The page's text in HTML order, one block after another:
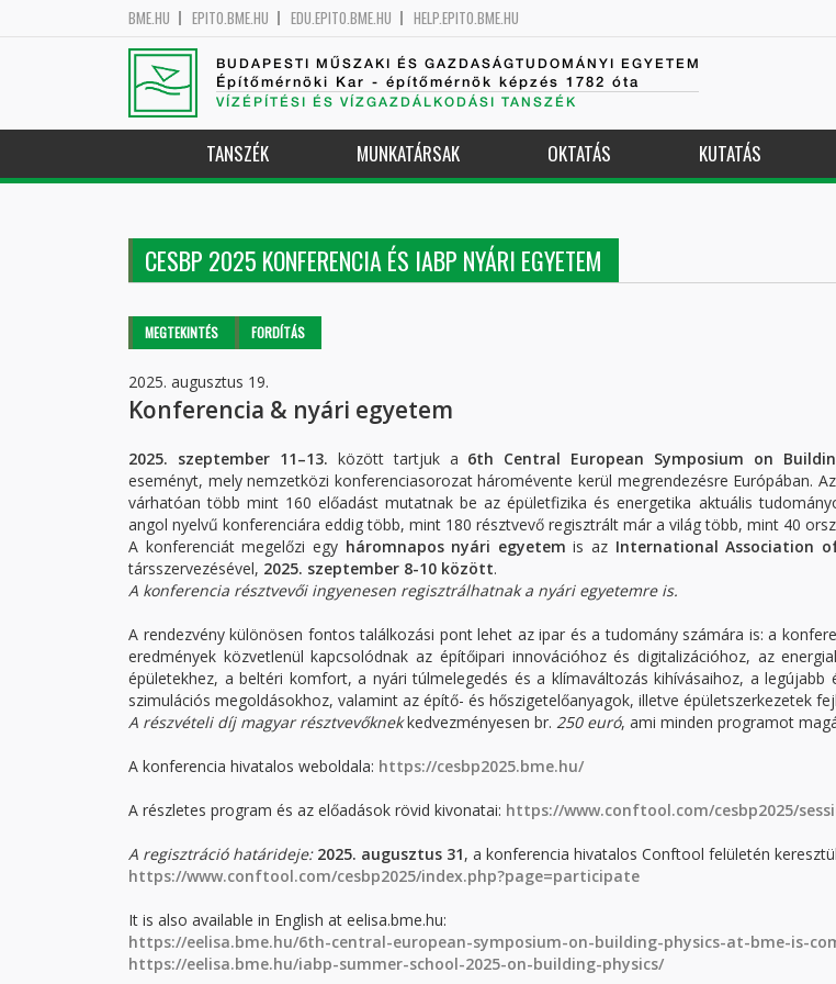
BME.HU EPITO.BME.HU EDU.EPITO.BME.HU HELP.EPITO.BME.HU
BUDAPESTI MŰSZAKI ÉS GAZDASÁGTUDOMÁNYI EGYETEM
Építőmérnöki Kar - építőmérnök képzés 1782 óta
VÍZÉPÍTÉSI ÉS VÍZGAZDÁLKODÁSI TANSZÉK
TANSZÉK MUNKATÁRSAK OKTATÁS KUTATÁS
CESBP 2025 KONFERENCIA ÉS IABP NYÁRI EGYETEM
Elsődleges fülek
MEGTEKINTÉS (AKTÍVFORDÍTÁS
2025. augusztus 19.
Konferencia & nyári egyetem
2025. szeptember 11–13. között tartjuk a 6th Central European Symposium on
eseményt, mely nemzetközi konferenciasorozat háromévente kerül megrendezésre Európában.
várhatóan több mint 160 előadást mutatnak be az épületfizika és energetika aktuális
angol nyelvű konferenciára eddig több, mint 180 résztvevő regisztrált már a világ több, mint 40
A konferenciát megelőzi egy háromnapos nyári egyetem is az International Association
társszervezésével, 2025. szeptember 8-10 között.
A konferencia résztvevői ingyenesen regisztrálhatnak a nyári egyetemre is.
A rendezvény különösen fontos találkozási pont lehet az ipar és a tudomány számára is: a
eredmények közvetlenül kapcsolódnak az építőipari innovációhoz és digitalizációhoz, az
épületekhez, a beltéri komfort, a nyári túlmelegedés és a klímaváltozás kihívásaihoz, a legújabb
szimulációs megoldásokhoz, valamint az építő- és hőszigetelőanyagok, illetve épületszerkezetek
A részvételi díj magyar résztvevőknekkedvezményesen br. 250 euró, ami minden programot
A konferencia hivatalos weboldala: https://cesbp2025.bme.hu/
A részletes program és az előadások rövid kivonatai: https://www.conftool.com/cesbp2025/
A regisztráció határideje: 2025. augusztus 31, a konferencia hivatalos Conftool felületén
https://www.conftool.com/cesbp2025/index.php?page=participate
It is also available in English at eelisa.bme.hu:
https://eelisa.bme.hu/6th-central-european-symposium-on-building-physics-at-bme-is-
https://eelisa.bme.hu/iabp-summer-school-2025-on-building-physics/